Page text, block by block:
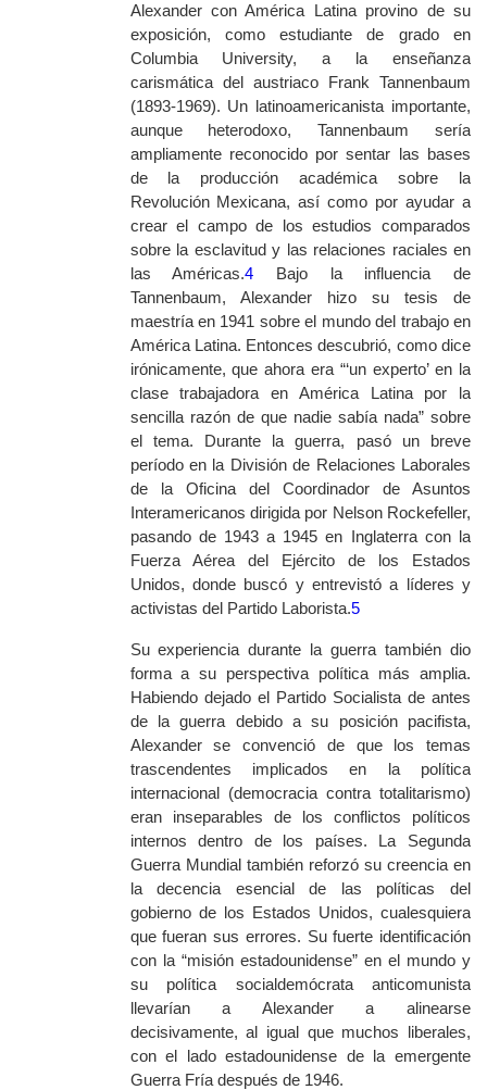
Alexander con América Latina provino de su
exposición, como estudiante de grado en
Columbia University, a la enseñanza
carismática del austriaco Frank Tannenbaum
(1893-1969). Un latinoamericanista importante,
aunque heterodoxo, Tannenbaum sería
ampliamente reconocido por sentar las bases
de la producción académica sobre la
Revolución Mexicana, así como por ayudar a
crear el campo de los estudios comparados
sobre la esclavitud y las relaciones raciales en
las Américas.4 Bajo la influencia de
Tannenbaum, Alexander hizo su tesis de
maestría en 1941 sobre el mundo del trabajo en
América Latina. Entonces descubrió, como dice
irónicamente, que ahora era “‘un experto’ en la
clase trabajadora en América Latina por la
sencilla razón de que nadie sabía nada” sobre
el tema. Durante la guerra, pasó un breve
período en la División de Relaciones Laborales
de la Oficina del Coordinador de Asuntos
Interamericanos dirigida por Nelson Rockefeller,
pasando de 1943 a 1945 en Inglaterra con la
Fuerza Aérea del Ejército de los Estados
Unidos, donde buscó y entrevistó a líderes y
activistas del Partido Laborista.5
Su experiencia durante la guerra también dio
forma a su perspectiva política más amplia.
Habiendo dejado el Partido Socialista de antes
de la guerra debido a su posición pacifista,
Alexander se convenció de que los temas
trascendentes implicados en la política
internacional (democracia contra totalitarismo)
eran inseparables de los conflictos políticos
internos dentro de los países. La Segunda
Guerra Mundial también reforzó su creencia en
la decencia esencial de las políticas del
gobierno de los Estados Unidos, cualesquiera
que fueran sus errores. Su fuerte identificación
con la “misión estadounidense” en el mundo y
su política socialdemócrata anticomunista
llevarían a Alexander a alinearse
decisivamente, al igual que muchos liberales,
con el lado estadounidense de la emergente
Guerra Fría después de 1946.